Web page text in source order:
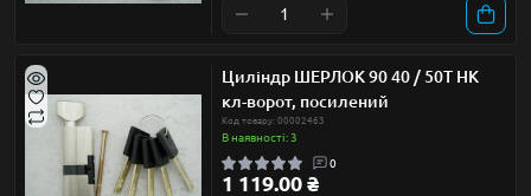
Циліндр ШЕРЛОК 90 40 / 50Т НК
кл-ворот, посилений
Код товару: 00002463
В наявності: 3
0
1 119.00 ₴